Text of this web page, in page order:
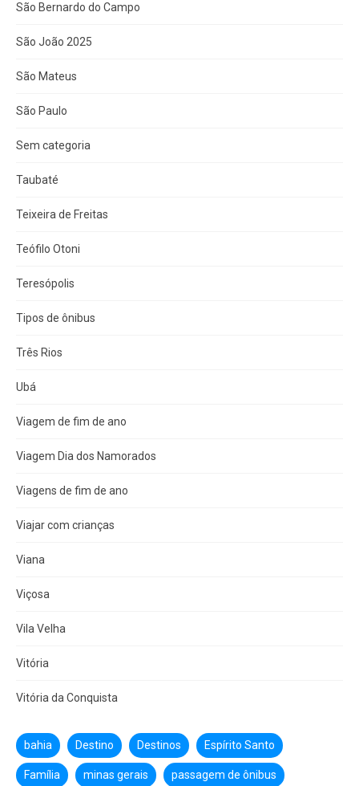
São Bernardo do Campo
São João 2025
São Mateus
São Paulo
Sem categoria
Taubaté
Teixeira de Freitas
Teófilo Otoni
Teresópolis
Tipos de ônibus
Três Rios
Ubá
Viagem de fim de ano
Viagem Dia dos Namorados
Viagens de fim de ano
Viajar com crianças
Viana
Viçosa
Vila Velha
Vitória
Vitória da Conquista
bahia Destino Destinos Espírito Santo
Família minas gerais passagem de ônibus